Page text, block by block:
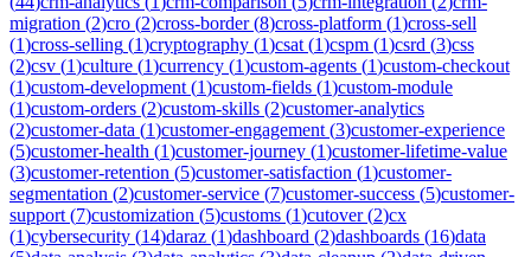
migration (2)cro (2)cross-border(8)cross-platform (1)cross-sell
(1)cross-selling (1)cryptography (1)csat (1)cspm (1)csrd (3)css
(2)csv (1)culture (1)currency (1)custom-agents (1)custom-checkout
(1)custom-development (1)custom-fields (1)custom-module
(1)custom-orders (2)custom-skills (2)customer-analytics
(2)customer-data (1)customer-engagement (3)customer-experience
(5)customer-health (1)customer-journey (1)customer-lifetime-value
(3)customer-retention (5)customer-satisfaction (1)customer-
segmentation (2)customer-service (7)customer-success (5)customer-
support (7)customization (5)customs (1)cutover(2)cx
(1)cybersecurity (14)daraz (1)dashboard (2)dashboards (16)data